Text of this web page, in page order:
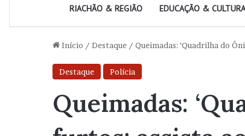
RIACHÃO & REGIÃO EDUCAÇÃO & CULTURA
Início / Destaque / Queimadas: ‘Quadrilha do
Destaque Polícia
Queimadas: